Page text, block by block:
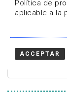
Política de
aplicable a la
ACCEPTAR